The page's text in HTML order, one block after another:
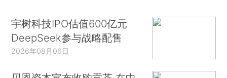
宇树科技IPO估值600亿元
DeepSeek参与战略配售
2026年08月06日